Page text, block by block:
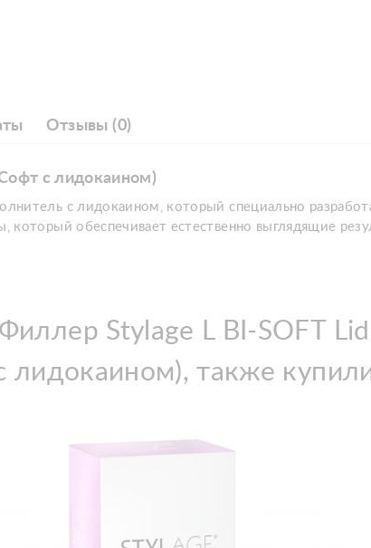
Отзывы (0)
с лидокаином)
с лидокаином, который специально
который обеспечивает естественно выглядящие
Stylage L BI-SOFT
лидокаином), также